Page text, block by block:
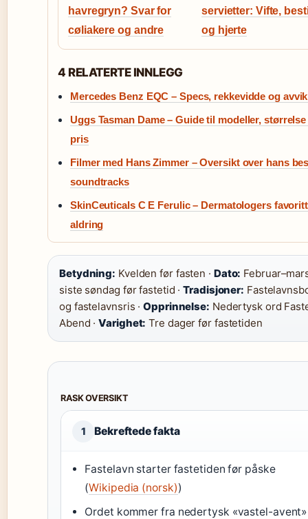
havregryn? Svar for
cøliakere og andre
servietter: Vifte,
og hjerte
4 RELATERTE INNLEGG
Mercedes Benz EQC – Specs, rekkevidde og
Uggs Tasman Dame – Guide til modeller,
pris
Filmer med Hans Zimmer – Oversikt over hans
soundtracks
SkinCeuticals C E Ferulic – Dermatologers
aldring
Betydning: Kvelden før fasten · Dato:
siste søndag før fastetid ·Tradisjoner:
og fastelavnsris ·Opprinnelse: Nedertysk ord
Abend ·Varighet: Tre dager før fastetiden
RASK OVERSIKT
1 Bekreftede fakta
Fastelavn starter fastetiden før påske
(Wikipedia (norsk))
Ordet kommer fra nedertysk «vastel-avent»